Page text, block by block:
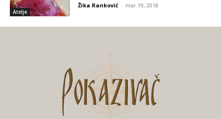
Atelje
Žika Ranković - mar 19, 2018